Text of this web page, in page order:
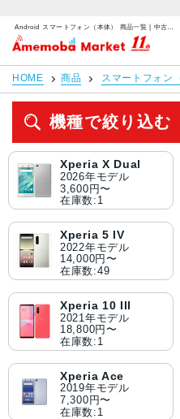
アメモバマーケット
HOME 商品 スマートフォン
機種で絞り込む
Xperia X Dual
2026年モデル
3,600円〜
在庫数:1
Xperia 5 IV
2022年モデル
14,000円〜
在庫数:49
Xperia 10 III
2021年モデル
18,800円〜
在庫数:1
Xperia Ace
2019年モデル
7,300円〜
在庫数:1